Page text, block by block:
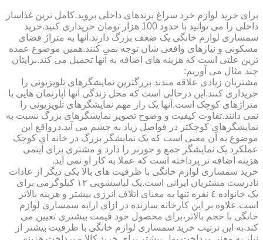
برای خرید لوازم خرد سراغ برندهای داخلی بروید.کامل ترین غذاساز
داخلی را می توانید با حدود 100 هزار تومان خریداری کنید.خرید
سمساری لوازم خانگی یک ضعف بزرگ دارند.آنها به متراژ فضای
مسکونی و نیازهای واقعی شان توجه نمی کنند.همین موضوع عمده
ترین علتی است که هزینه های اضافه به آنها تحمیل می کند.برایتان
چند مثال می آوریم:
مشتریان زیادی علاقه مندند بزرگترین نمایشگرهای تلویزیونی را
خریداری کنند.این درحالی است که محل زندگی آنها آپارتمان هایی با
متراژهای کوچک است.آنها یک راز مهم نمایشگرهای تلویزیونی را
نمی دانند.تفاوت کیفیت و وضوح تصویر نمایشگرهای بزرگ نسبت به
نمایشگرهای کوچکتر در فواصل زیاد به چشم می آید.درواقع این
موضوع به آن معنی است که یک نمایشگر بزرگ در خانه ای کوچک
عملکرد یک نمایشگر جمع و جورتر را دارد و مشتری برای آیتمی
هزینه اضافه تر پرداخته است که عملا به کار او نمی آید.
خرید سمساری لوازم خانگی با ظرفیت های بالا یکی دیگر از عادات
نادرست مشتریان ایرانی است.یک لباسشویی ١٢ کیلوگرمی برای
یک خانواده ٤ نفره تنها به معنای اتلاف انرژی بیشتر و هزینه بالاتر
است.علاوه بر این کارخانه سازنده در ازای ارایه سمساری لوازم
خانگی با حجم بالاتر،برای محصول خود قیمت بیشتری تعیین می
کند.به این ترتیب خرید سمساری لوازم خانگی با ظرفیت بیشتر از